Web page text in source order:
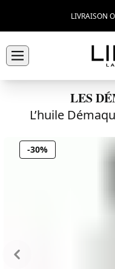
LIVRAISON
LES
L’huile
-30%